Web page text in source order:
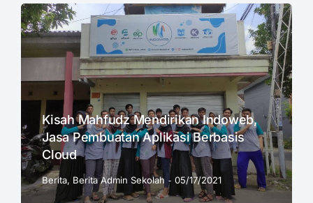
Kisah Mahfudz Mendirikan Indoweb,
Jasa Pembuatan Aplikasi Berbasis
Cloud
Berita, Berita Admin Sekolah 05/17/2021